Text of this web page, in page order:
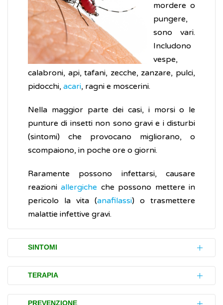
mordere o
pungere,
sono vari.
Includono
vespe,
calabroni, api, tafani, zecche, zanzare, pulci,
pidocchi, acari, ragni e moscerini.
Nella maggior parte dei casi, i morsi o le
punture di insetti non sono gravi e i disturbi
(sintomi) che provocano migliorano, o
scompaiono, in poche ore o giorni.
Raramente possono infettarsi, causare
reazioniallergiche che possono mettere in
pericolo la vita (anafilassi) o trasmettere
malattie infettive gravi.
SINTOMI
I morsi e le punture di insetti, di solito,
causano un rigonfiamento rossastro della
cute, talvolta doloroso e/o pruriginoso.
TERAPIA
In caso di morso o puntura di insetto è
PREVENZIONE